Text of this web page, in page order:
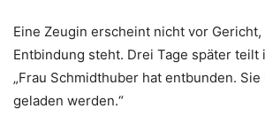
Eine Zeugin erscheint nicht vor
Entbindung steht. Drei Tage später teilt
„Frau Schmidthuber hat entbunden.
geladen werden.“